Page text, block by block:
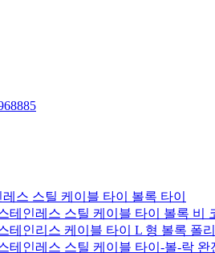
스 스틸 케이블 타이 볼록 타이
테인레스 스틸 케이블 타이 볼록 비
테인리스 케이블 타이 L 형 볼록 폴
테인레스 스틸 케이블 타이-볼-락 완